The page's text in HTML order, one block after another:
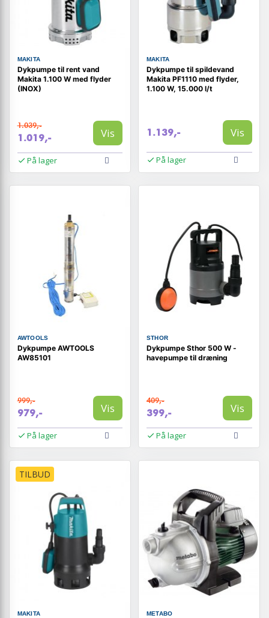
MAKITA
Dykpumpe til rent vand
Makita 1.100 W med flyder
(INOX)
1.039,-
1.019,- Vis
På lager
MAKITA
Dykpumpe til spildevand
Makita PF1110 med flyder,
1.100 W, 15.000 l/t
1.139,- Vis
På lager
AWTOOLS
Dykpumpe AWTOOLS
AW85101
999,-
979,- Vis
På lager
STHOR
Dykpumpe Sthor 500 W -
havepumpe til dræning
409,-
399,- Vis
På lager
TILBUD
MAKITA METABO